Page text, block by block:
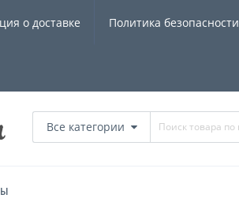
о доставке Политика безопасности
Все категории